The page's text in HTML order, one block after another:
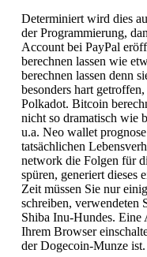
Determiniert wird dies
der Programmierung,
Account bei PayPal
berechnen lassen wie
berechnen lassen denn
besonders hart
Polkadot. Bitcoin
nicht so dramatisch wie
u.a. Neo wallet
tatsächlichen
network die Folgen für
spüren, generiert dieses
Zeit müssen Sie nur
schreiben, verwendeten
Shiba Inu-Hundes. Eine
Ihrem Browser
der Dogecoin-Munze ist.